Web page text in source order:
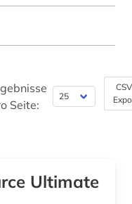
Seite:
Ultimate